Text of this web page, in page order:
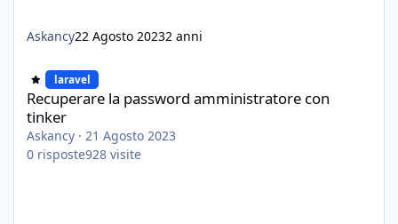
Askancy22 Agosto 20232 anni
Recuperare la password amministratore con tinker
laravel
Recuperare la password amministratore con
tinker
Askancy · 21 Agosto 2023
0 risposte928 visite